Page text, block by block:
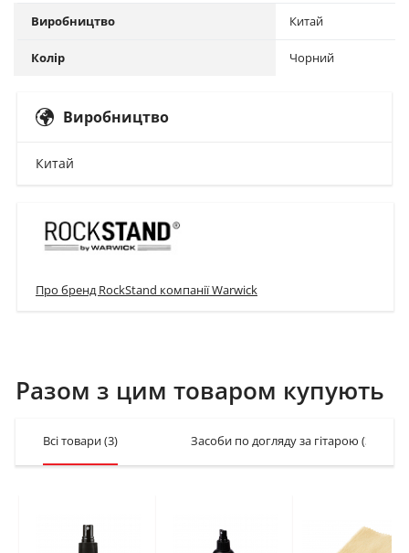
Виробництво Китай
Колір Чорний
Виробництво
Китай
Про бренд RockStand компанії Warwick
Разом з цим товаром купують
Всі товари(3) Засоби по догляду за гітарою (3)